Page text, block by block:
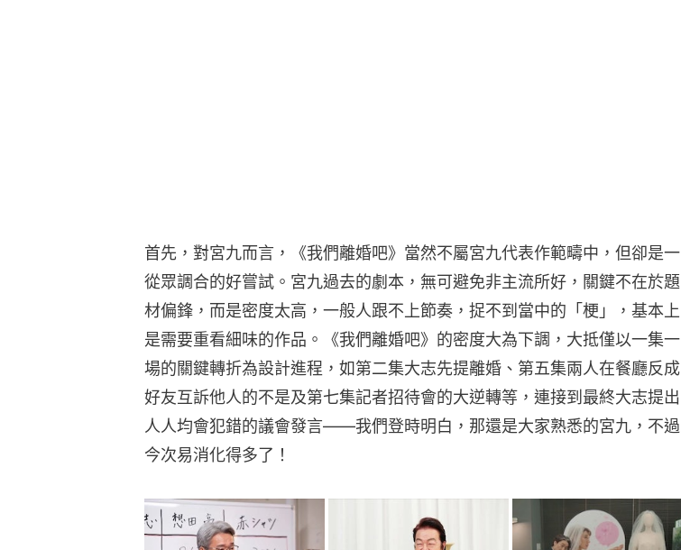
首先，對宮九而言，《我們離婚吧》當然不屬宮九代表作範疇中，但卻是一
從眾調合的好嘗試。宮九過去的劇本，無可避免非主流所好，關鍵不在於題
材偏鋒，而是密度太高，一般人跟不上節奏，捉不到當中的「梗」，基本上
是需要重看細味的作品。《我們離婚吧》的密度大為下調，大抵僅以一集一
場的關鍵轉折為設計進程，如第二集大志先提離婚、第五集兩人在餐廳反成
好友互訴他人的不是及第七集記者招待會的大逆轉等，連接到最終大志提出
人人均會犯錯的議會發言——我們登時明白，那還是大家熟悉的宮九，不過
今次易消化得多了！